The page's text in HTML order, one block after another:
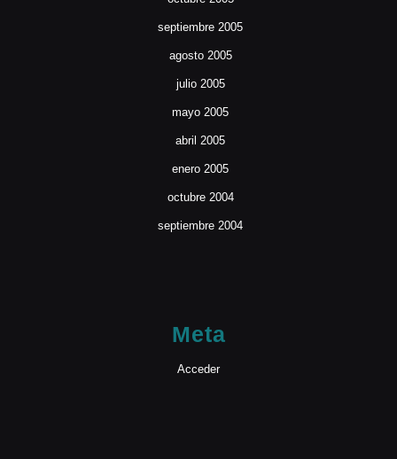
septiembre 2005
agosto 2005
julio 2005
mayo 2005
abril 2005
enero 2005
octubre 2004
septiembre 2004
Meta
Acceder